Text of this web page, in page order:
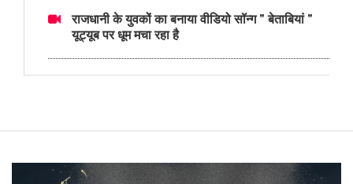
राजधानी के युवकों का बनाया वीडियो सॉन्ग " बेताबियां "
यूट्यूब पर धूम मचा रहा है